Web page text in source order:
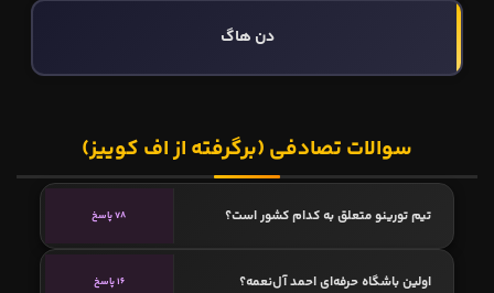
دن هاگ
سوالات تصادفی (برگرفته از اف کوییز)
تیم تورینو متعلق به کدام کشور است؟ 78 پاسخ
اولین باشگاه حرفه‌ای احمد آل‌نعمه؟ 16 پاسخ